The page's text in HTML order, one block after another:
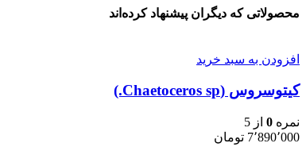
محصولاتی که دیگران پیشنهاد کرده‌اند
افزودن به سبد خرید
کیتوسروس (Chaetoceros sp.)
نمره 0 از 5
7٬890٬000 تومان